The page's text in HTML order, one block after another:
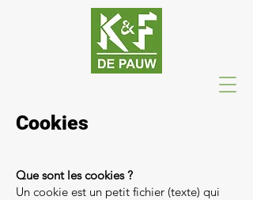
Cookies
Que sont les cookies ?
Un cookie est un petit fichier (texte) qui